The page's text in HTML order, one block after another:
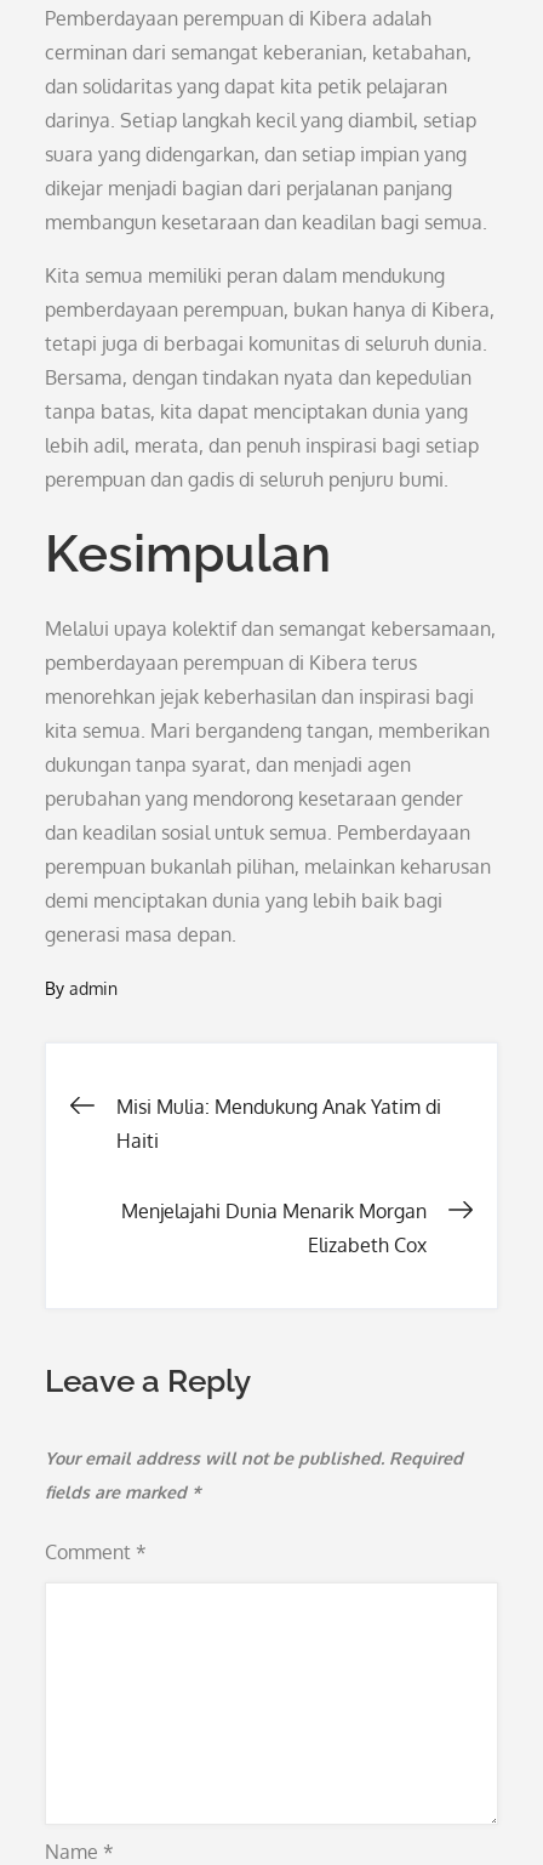
Pemberdayaan perempuan di Kibera adalah
cerminan dari semangat keberanian, ketabahan,
dan solidaritas yang dapat kita petik pelajaran
darinya. Setiap langkah kecil yang diambil, setiap
suara yang didengarkan, dan setiap impian yang
dikejar menjadi bagian dari perjalanan panjang
membangun kesetaraan dan keadilan bagi semua.
Kita semua memiliki peran dalam mendukung
pemberdayaan perempuan, bukan hanya di Kibera,
tetapi juga di berbagai komunitas di seluruh dunia.
Bersama, dengan tindakan nyata dan kepedulian
tanpa batas, kita dapat menciptakan dunia yang
lebih adil, merata, dan penuh inspirasi bagi setiap
perempuan dan gadis di seluruh penjuru bumi.
Kesimpulan
Melalui upaya kolektif dan semangat kebersamaan,
pemberdayaan perempuan di Kibera terus
menorehkan jejak keberhasilan dan inspirasi bagi
kita semua. Mari bergandeng tangan, memberikan
dukungan tanpa syarat, dan menjadi agen
perubahan yang mendorong kesetaraan gender
dan keadilan sosial untuk semua. Pemberdayaan
perempuan bukanlah pilihan, melainkan keharusan
demi menciptakan dunia yang lebih baik bagi
generasi masa depan.
Byadmin
Post
Misi Mulia: Mendukung Anak Yatim di
Haiti
Menjelajahi Dunia Menarik Morgan
Elizabeth Cox
Leave a Reply
Your email address will not be published. Required
fields are marked *
Comment *
Name *